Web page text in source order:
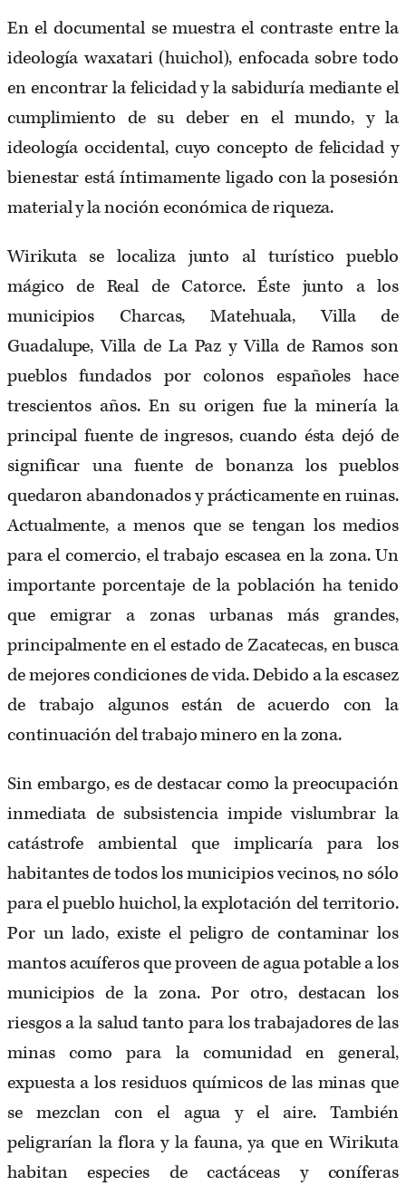
En el documental se muestra el contraste entre la
ideología waxatari (huichol), enfocada sobre todo
en encontrar la felicidad y la sabiduría mediante el
cumplimiento de su deber en el mundo, y la
ideología occidental, cuyo concepto de felicidad y
bienestar está íntimamente ligado con la posesión
material y la noción económica de riqueza.
Wirikuta se localiza junto al turístico pueblo
mágico de Real de Catorce. Éste junto a los
municipios Charcas, Matehuala, Villa de
Guadalupe, Villa de La Paz y Villa de Ramos son
pueblos fundados por colonos españoles hace
trescientos años. En su origen fue la minería la
principal fuente de ingresos, cuando ésta dejó de
significar una fuente de bonanza los pueblos
quedaron abandonados y prácticamente en ruinas.
Actualmente, a menos que se tengan los medios
para el comercio, el trabajo escasea en la zona. Un
importante porcentaje de la población ha tenido
que emigrar a zonas urbanas más grandes,
principalmente en el estado de Zacatecas, en busca
de mejores condiciones de vida. Debido a la escasez
de trabajo algunos están de acuerdo con la
continuación del trabajo minero en la zona.
Sin embargo, es de destacar como la preocupación
inmediata de subsistencia impide vislumbrar la
catástrofe ambiental que implicaría para los
habitantes de todos los municipios vecinos, no sólo
para el pueblo huichol, la explotación del territorio.
Por un lado, existe el peligro de contaminar los
mantos acuíferos que proveen de agua potable a los
municipios de la zona. Por otro, destacan los
riesgos a la salud tanto para los trabajadores de las
minas como para la comunidad en general,
expuesta a los residuos químicos de las minas que
se mezclan con el agua y el aire. También
peligrarían la flora y la fauna, ya que en Wirikuta
habitan especies de cactáceas y coníferas